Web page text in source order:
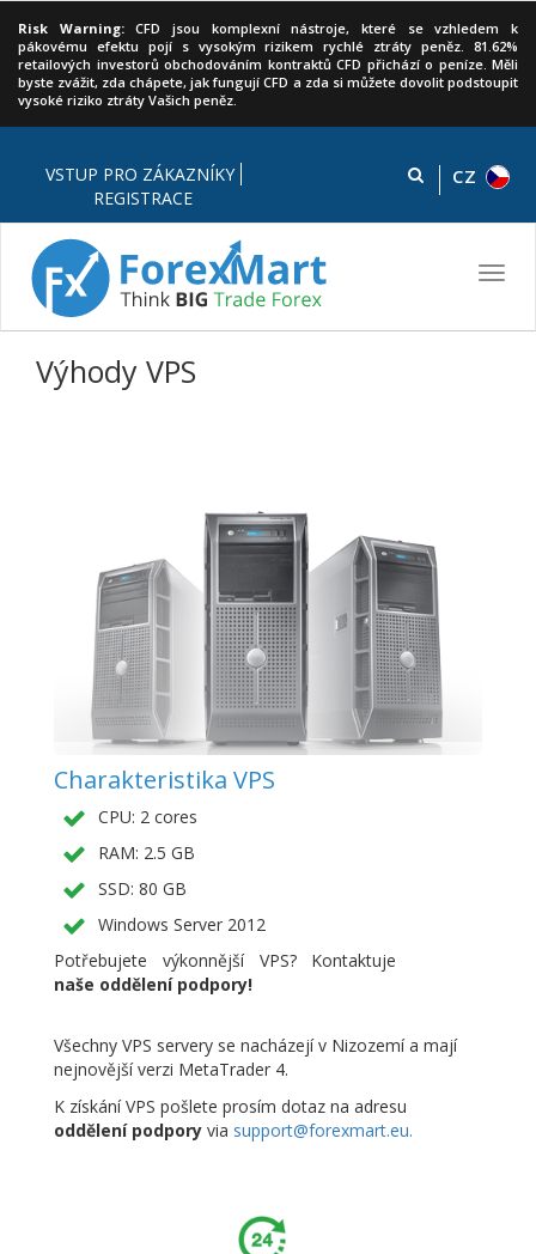
Risk Warning:
CFD jsou komplexní nástroje, které se vzhledem k
pákovému efektu pojí s vysokým rizikem rychlé ztráty peněz. 81.62%
retailových investorů obchodováním kontraktů CFD přichází o peníze. Měli
byste zvážit, zda chápete, jak fungují CFD a zda si můžete dovolit podstoupit
vysoké riziko ztráty Vašich peněz.
VSTUP PRO ZÁKAZNÍKY
REGISTRACE
CZ
Výhody VPS
Charakteristika VPS
CPU: 2 cores
RAM: 2.5 GB
SSD: 80 GB
Windows Server 2012
Potřebujete výkonnější VPS? Kontaktuje
naše oddělení podpory!
Všechny VPS servery se nacházejí v Nizozemí a mají
nejnovější verzi MetaTrader 4.
K získání VPS pošlete prosím dotaz na adresu
oddělení podpory via support@forexmart.eu.